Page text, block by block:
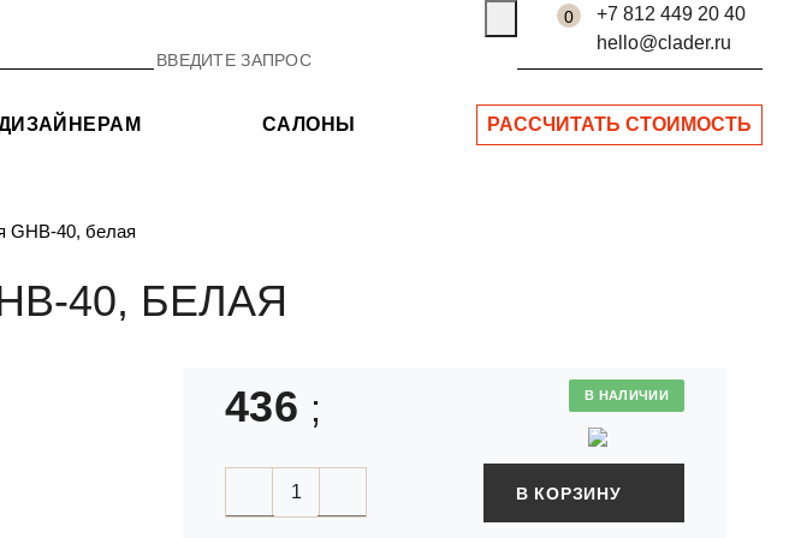
0
+7 812 449 20 40
hello@clader.ru
САЛОНЫ РАССЧИТАТЬ СТОИМОСТЬ
GHB-40, белая
40, БЕЛАЯ
436 ; В НАЛИЧИИ
В КОРЗИНУ